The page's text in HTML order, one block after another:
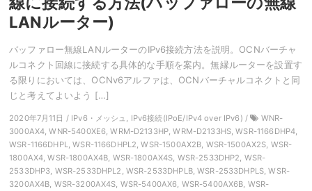
LANルーター)
バッファロー無線LANルーターのIPv6接続方法を説明。OCNバーチャ
ルコネクト回線に接続する具体的な手順を案内。無縁ルーターを設置す
る限りにおいては、OCNv6アルファは、OCNバーチャルコネクトと同
じと考えてよいよう […]
2020年7月11日 / IPv6・メッシュ, IPv6接続(IPoE/IPv4 over IPv6) /
WNR-
3000AX4, WNR-5400XE6, WRM-D2133HP, WRM-D2133HS, WSR-1166DHP4,
WSR-1166DHPL, WSR-1166DHPL2, WSR-1500AX2B, WSR-1500AX2S, WSR-
1800AX4, WSR-1800AX4B, WSR-1800AX4S, WSR-2533DHP2, WSR-
2533DHP3, WSR-2533DHPL2, WSR-2533DHPLB, WSR-2533DHPLS, WSR-
3200AX4B, WSR-3200AX4S, WSR-5400AX6, WSR-5400AX6B, WSR-